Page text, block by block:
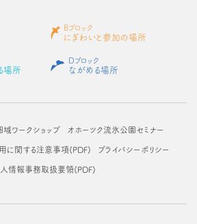
Bブロック
にぎわいと参加の場所
場所
Dブロック
ながめる場所
ワークショップ オホーツク流氷公園セミナー
に関する注意事項(PDF) プライバシーポリシー
情報事務取扱要領(PDF)